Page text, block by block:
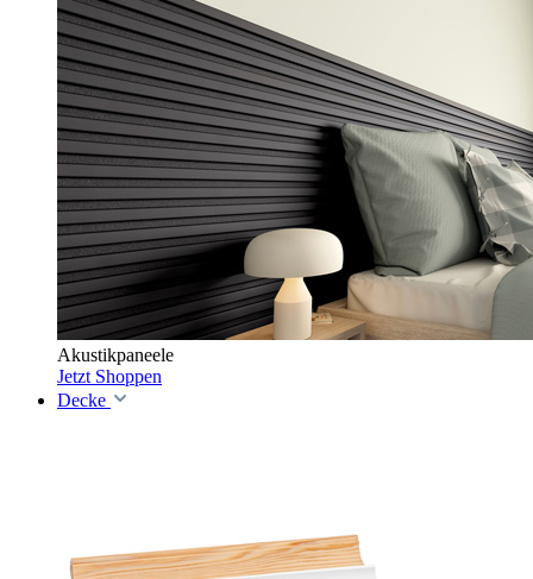
Akustikpaneele
Jetzt Shoppen
Decke